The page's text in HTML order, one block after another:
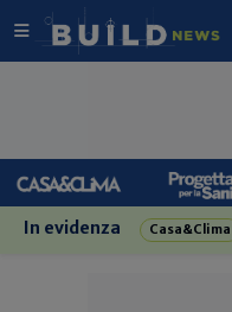
In evidenza Casa&Clima